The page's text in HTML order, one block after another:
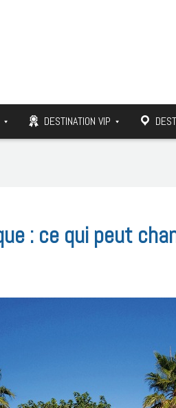
DESTINATION VIP
: ce qui peut